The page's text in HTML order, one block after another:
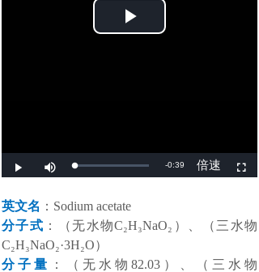
英文名 ：Sodium acetate
分子式 ： （ 无水物C₂H₃NaO₂ ）、（ 三水物
C₂H₃NaO₂·3H₂O）
分子量
： （ 无水物 82.03 ）、（ 三水物